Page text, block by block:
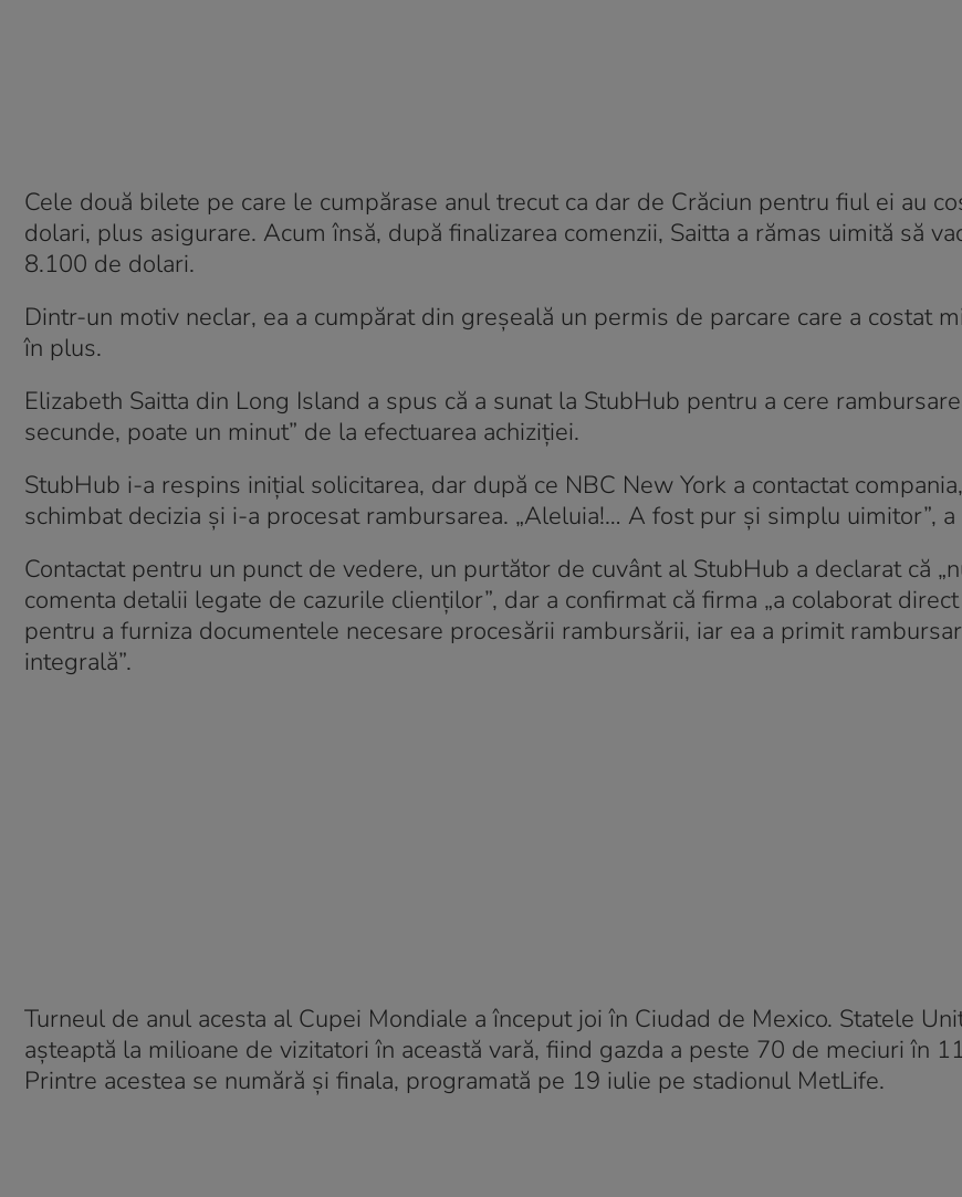
Cele două bilete pe care le cumpărase anul trecut ca dar de Crăciun pentru fiul ei au
dolari, plus asigurare. Acum însă, după finalizarea comenzii, Saitta a rămas uimită să
8.100 de dolari.
Dintr-un motiv neclar, ea a cumpărat din greșeală un permis de parcare care a costat
în plus.
Elizabeth Saitta din Long Island a spus că a sunat la StubHub pentru a cere
secunde, poate un minut” de la efectuarea achiziției.
StubHub i-a respins inițial solicitarea, dar după ce NBC New York a contactat
schimbat decizia și i-a procesat rambursarea. „Aleluia!… A fost pur și simplu uimitor”, a
Contactat pentru un punct de vedere, un purtător de cuvânt al StubHub a declarat că
comenta detalii legate de cazurile clienților”, dar a confirmat că firma „a colaborat
pentru a furniza documentele necesare procesării rambursării, iar ea a primit
integrală”.
Turneul de anul acesta al Cupei Mondiale a început joi în Ciudad de Mexico. Statele
așteaptă la milioane de vizitatori în această vară, fiind gazda a peste 70 de meciuri în
Printre acestea se numără și finala, programată pe 19 iulie pe stadionul MetLife.